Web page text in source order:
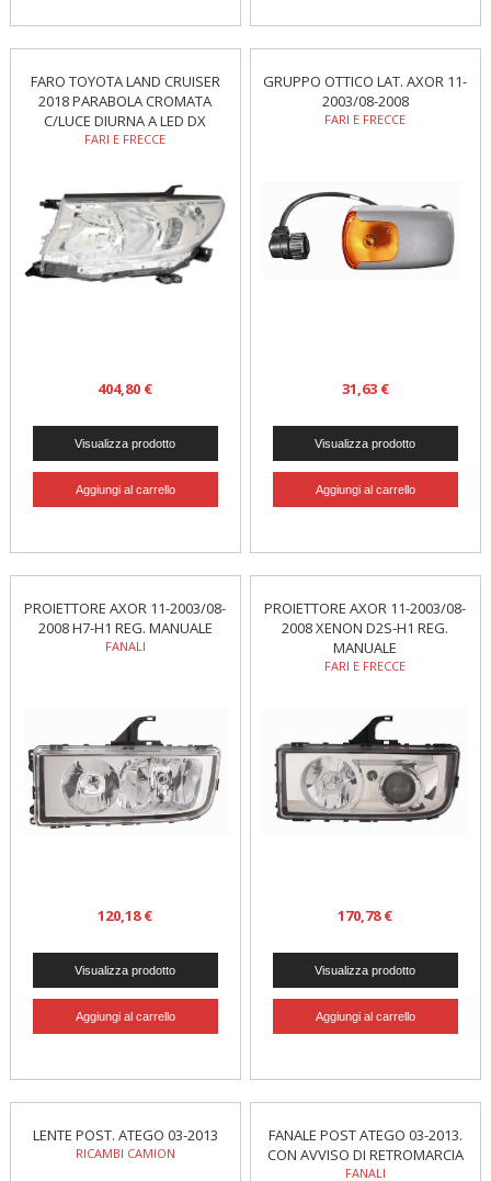
FARO TOYOTA LAND CRUISER
2018 PARABOLA CROMATA
C/LUCE DIURNA A LED DX
FARI E FRECCE
404,80 €
GRUPPO OTTICO LAT. AXOR 11-
2003/08-2008
FARI E FRECCE
31,63 €
PROIETTORE AXOR 11-2003/08-
2008 H7-H1 REG. MANUALE
FANALI
120,18 €
PROIETTORE AXOR 11-2003/08-
2008 XENON D2S-H1 REG.
MANUALE
FARI E FRECCE
170,78 €
LENTE POST. ATEGO 03-2013
RICAMBI CAMION
FANALE POST ATEGO 03-2013.
CON AVVISO DI RETROMARCIA
FANALI